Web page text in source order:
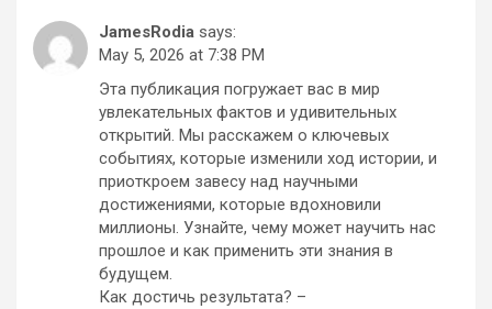
JamesRodia says:
May 5, 2026 at 7:38 PM
Эта публикация погружает вас в мир
увлекательных фактов и удивительных
открытий. Мы расскажем о ключевых
событиях, которые изменили ход истории, и
приоткроем завесу над научными
достижениями, которые вдохновили
миллионы. Узнайте, чему может научить нас
прошлое и как применить эти знания в
будущем.
Как достичь результата? –